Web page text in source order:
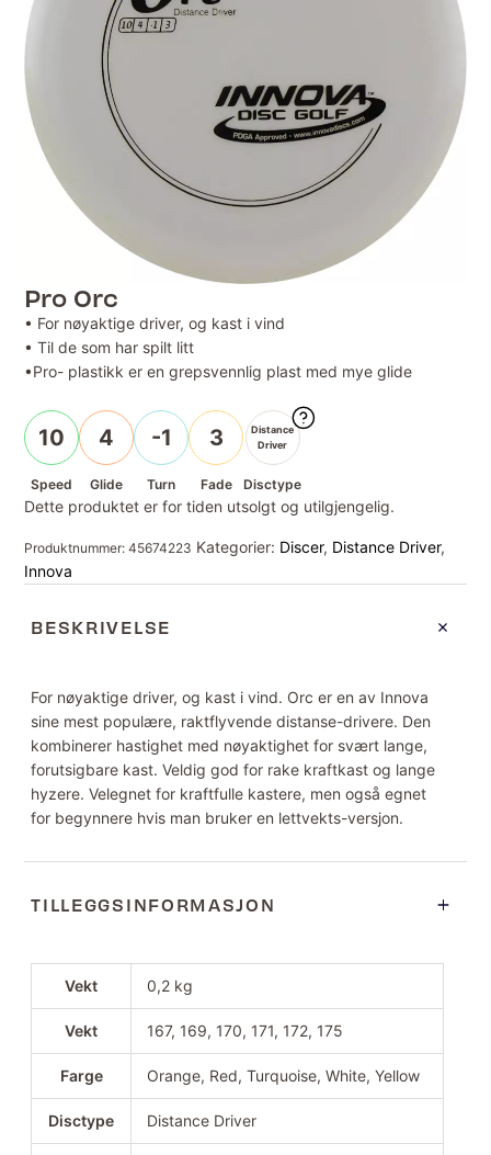
Pro Orc
• For nøyaktige driver, og kast i vind
• Til de som har spilt litt
•Pro- plastikk er en grepsvennlig plast med mye glide
10
Speed
4
Glide
-1
Turn
3
Fade
Distance
Driver
Disctype
Dette produktet er for tiden utsolgt og utilgjengelig.
Produktnummer:45674223 Kategorier: Discer, Distance Driver,
Innova
BESKRIVELSE
For nøyaktige driver, og kast i vind. Orc er en av Innova
sine mest populære, raktflyvende distanse-drivere. Den
kombinerer hastighet med nøyaktighet for svært lange,
forutsigbare kast. Veldig god for rake kraftkast og lange
hyzere. Velegnet for kraftfulle kastere, men også egnet
for begynnere hvis man bruker en lettvekts-versjon.
TILLEGGSINFORMASJON
Vekt 0,2 kg
Vekt 167, 169, 170, 171, 172, 175
Farge Orange, Red, Turquoise, White, Yellow
Disctype Distance Driver